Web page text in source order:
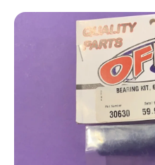
Ir directamente a la